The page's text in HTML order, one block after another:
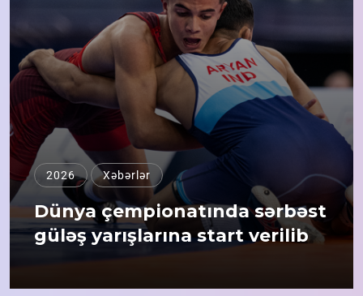
2026 Xəbərlər
Dünya çempionatında sərbəst
güləş yarışlarına start verilib